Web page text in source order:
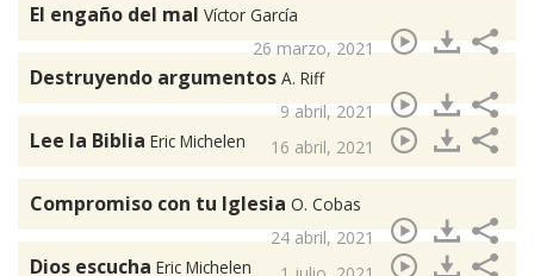
El engaño del mal Víctor García
26 marzo, 2021
Destruyendo argumentos A. Riff
9 abril, 2021
Lee la Biblia Eric Michelen 16 abril, 2021
Compromiso con tu Iglesia O. Cobas
24 abril, 2021
Dios escucha Eric Michelen